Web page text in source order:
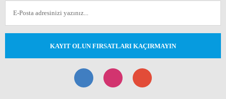
KAYIT OLUN FIRSATLARI KAÇIRMAYIN